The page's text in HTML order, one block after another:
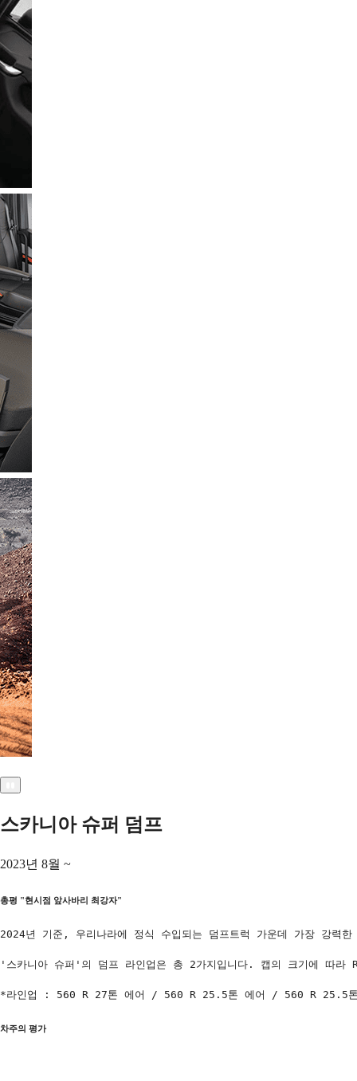
스카니아 슈퍼 덤프
2023년 8월 ~
총평 "현시점 앞사바리 최강자"
2024년 기준, 우리나라에 정식 수입되는 덤프트럭 가운데 가장 강력
'스카니아 슈퍼'의 덤프 라인업은 총 2가지입니다. 캡의 크기에 따
*라인업 : 560 R 27톤 에어 / 560 R 25.5톤 에어 / 560 R 25.5
차주의 평가